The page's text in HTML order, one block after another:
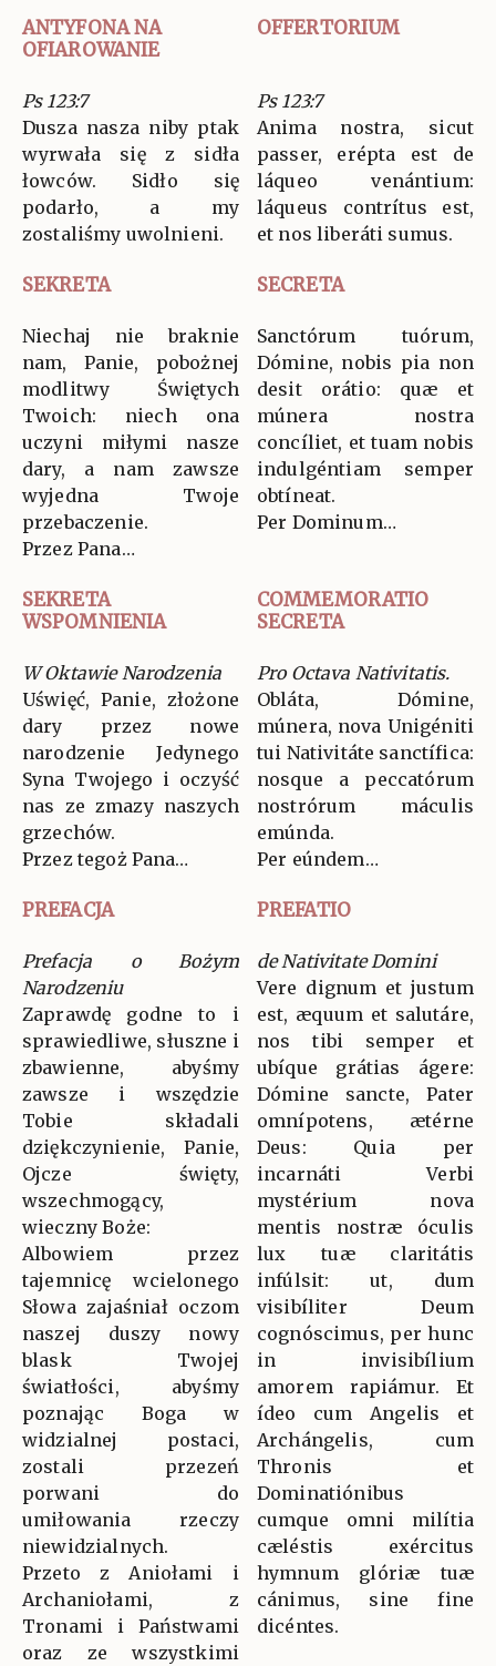
ANTYFONA NA
OFIAROWANIE
OFFERTORIUM
Ps 123:7
Dusza nasza niby ptak
wyrwała się z sidła
łowców. Sidło się
podarło, a my
zostaliśmy uwolnieni.
Ps 123:7
Anima nostra, sicut
passer, erépta est de
láqueo venántium:
láqueus contrítus est,
et nos liberáti sumus.
SEKRETA SECRETA
Niechaj nie braknie
nam, Panie, pobożnej
modlitwy Świętych
Twoich: niech ona
uczyni miłymi nasze
dary, a nam zawsze
wyjedna Twoje
przebaczenie.
Przez Pana…
Sanctórum tuórum,
Dómine, nobis pia non
desit orátio: quæ et
múnera nostra
concíliet, et tuam nobis
indulgéntiam semper
obtíneat.
Per Dominum…
SEKRETA
WSPOMNIENIA
COMMEMORATIO
SECRETA
W Oktawie Narodzenia
Uświęć, Panie, złożone
dary przez nowe
narodzenie Jedynego
Syna Twojego i oczyść
nas ze zmazy naszych
grzechów.
Przez tegoż Pana…
Pro Octava Nativitatis.
Obláta, Dómine,
múnera, nova Unigéniti
tui Nativitáte sanctífica:
nosque a peccatórum
nostrórum máculis
emúnda.
Per eúndem…
PREFACJA PREFATIO
Prefacja o Bożym
Narodzeniu
Zaprawdę godne to i
sprawiedliwe, słuszne i
zbawienne, abyśmy
zawsze i wszędzie
Tobie składali
dziękczynienie, Panie,
Ojcze święty,
wszechmogący,
wieczny Boże:
Albowiem przez
tajemnicę wcielonego
Słowa zajaśniał oczom
naszej duszy nowy
blask Twojej
światłości, abyśmy
poznając Boga w
widzialnej postaci,
zostali przezeń
porwani do
umiłowania rzeczy
niewidzialnych.
Przeto z Aniołami i
Archaniołami, z
Tronami i Państwami
oraz ze wszystkimi
de Nativitate Domini
Vere dignum et justum
est, æquum et salutáre,
nos tibi semper et
ubíque grátias ágere:
Dómine sancte, Pater
omnípotens, ætérne
Deus: Quia per
incarnáti Verbi
mystérium nova
mentis nostræ óculis
lux tuæ claritátis
infúlsit: ut, dum
visibíliter Deum
cognóscimus, per hunc
in invisibílium
amorem rapiámur. Et
ídeo cum Angelis et
Archángelis, cum
Thronis et
Dominatiónibus
cumque omni milítia
cæléstis exércitus
hymnum glóriæ tuæ
cánimus, sine fine
dicéntes.